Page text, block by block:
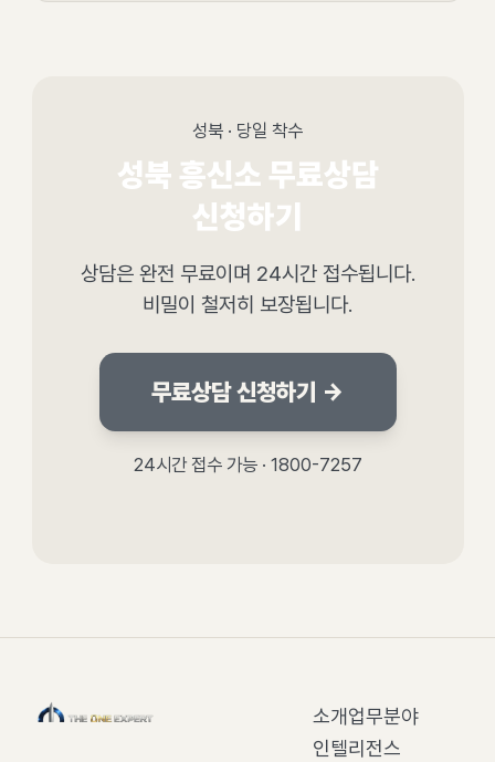
성북 · 당일 착수
성북 흥신소 무료상담
신청하기
상담은 완전 무료이며 24시간 접수됩니다.
비밀이 철저히 보장됩니다.
무료상담 신청하기 →
24시간 접수 가능 · 1800-7257
소개업무분야
인텔리전스